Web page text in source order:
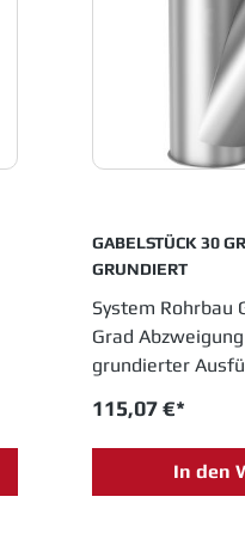
eine feste
Industrien, die in
Laufrohre
GABELSTÜCK 30 GRAD D=175
GRUNDIERT
System Rohrbau
Grad
grundierter
Einbauhöhe 450
Rohrsysteme
115,07 €*
In den